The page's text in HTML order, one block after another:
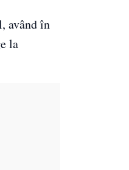
având în
la